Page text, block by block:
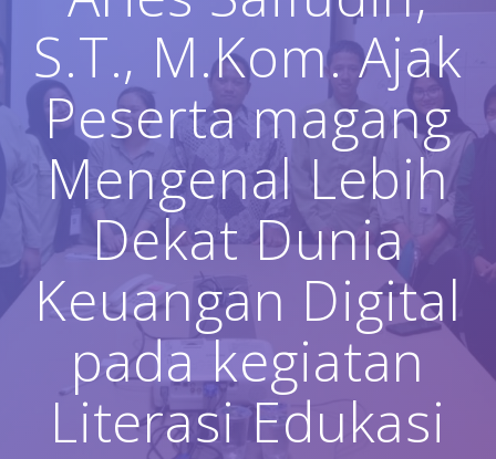
S.T., M.Kom. Ajak
Peserta magang
Mengenal Lebih
Dekat Dunia
Keuangan Digital
pada kegiatan
Literasi Edukasi